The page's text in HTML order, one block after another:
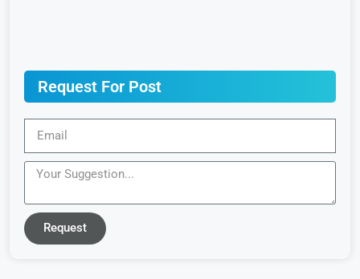
Request For Post
Request